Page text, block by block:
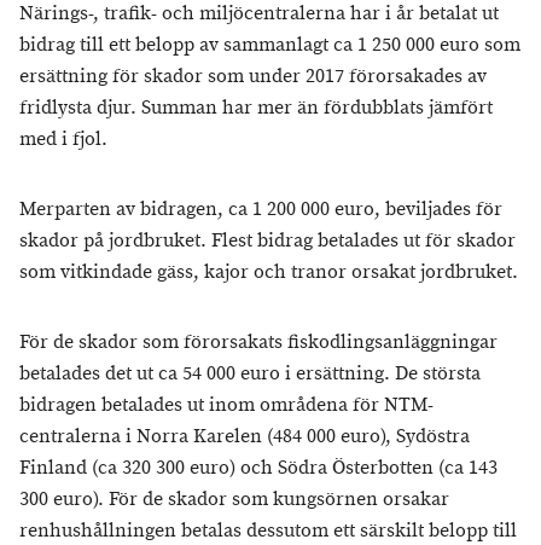
Närings-, trafik- och miljöcentralerna har i år betalat ut
bidrag till ett belopp av sammanlagt ca 1 250 000 euro som
ersättning för skador som under 2017 förorsakades av
fridlysta djur. Summan har mer än fördubblats jämfört
med i fjol.
Merparten av bidragen, ca 1 200 000 euro, beviljades för
skador på jordbruket. Flest bidrag betalades ut för skador
som vitkindade gäss, kajor och tranor orsakat jordbruket.
För de skador som förorsakats fiskodlingsanläggningar
betalades det ut ca 54 000 euro i ersättning. De största
bidragen betalades ut inom områdena för NTM-
centralerna i Norra Karelen (484 000 euro), Sydöstra
Finland (ca 320 300 euro) och Södra Österbotten (ca 143
300 euro). För de skador som kungsörnen orsakar
renhushållningen betalas dessutom ett särskilt belopp till